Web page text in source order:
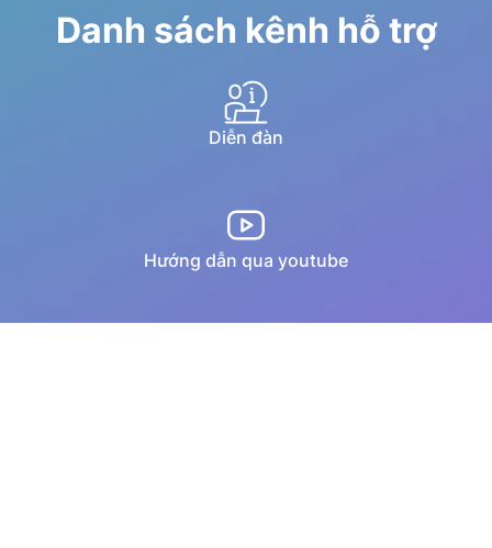
Danh sách kênh hỗ trợ
Diễn đàn
Hướng dẫn qua youtube